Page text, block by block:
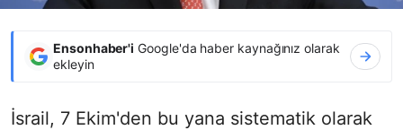
Ensonhaber'i Google'da haber kaynağınız olarak
ekleyin
İsrail, 7 Ekim'den bu yana sistematik olarak